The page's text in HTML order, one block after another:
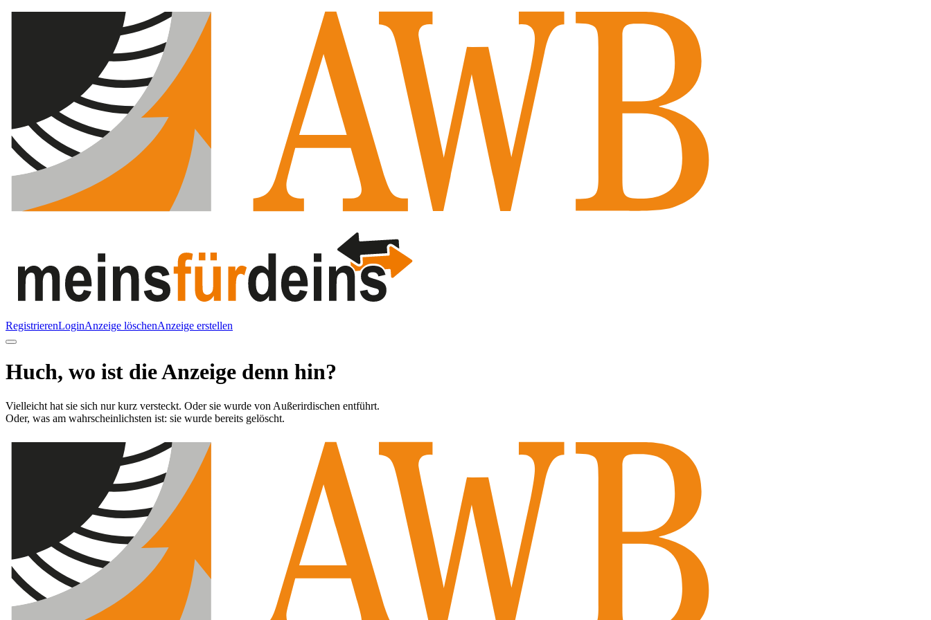
RegistrierenLoginAnzeige löschenAnzeige erstellen
Huch, wo ist die Anzeige denn hin?
Vielleicht hat sie sich nur kurz versteckt. Oder sie wurde von Außerirdischen entführt.
Oder, was am wahrscheinlichsten ist: sie wurde bereits gelöscht.